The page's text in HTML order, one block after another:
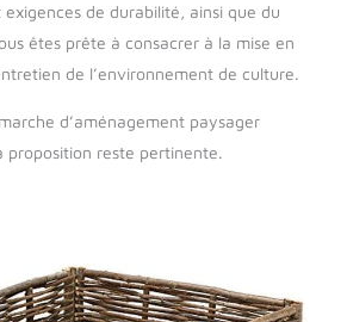
de durabilité, ainsi que du
êtes prête à consacrer à la mise en
de l’environnement de culture.
d’aménagement paysager
proposition reste pertinente.